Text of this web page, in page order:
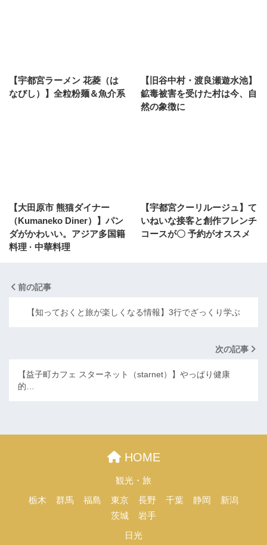
【宇都宮ラーメン 花菱（は
なびし）】全粒粉麺＆魚介系
【旧谷中村・渡良瀬遊水池】
鉱毒被害を受けた村は今、自
然の象徴に
【大田原市 熊猫ダイナー
（Kumaneko Diner）】パン
ダがかわいい。アジア多国籍
料理 · 中華料理
【宇都宮クーリルージュ】て
いねいな接客と創作フレンチ
コースが〇 予約がオススメ
前の記事
【知っておくと旅が楽しくなる情報】3行でざっくり学ぶ
次の記事
【益子町カフェ スターネット（starnet）】やっぱり健康
的…
HOME
観光・旅
栃木 群馬 福島 東京 長野 千葉 静岡
新潟
茨城
岩手
日光